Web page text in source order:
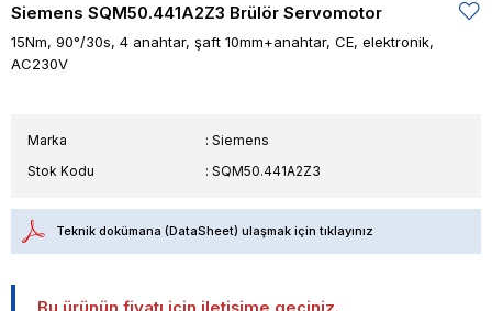
Siemens SQM50.441A2Z3 Brülör Servomotor
15Nm, 90°/30s, 4 anahtar, şaft 10mm+anahtar, CE, elektronik,
AC230V
Marka : Siemens
Stok Kodu
SQM50.441A2Z3
Teknik dokümana (DataSheet) ulaşmak için tıklayınız